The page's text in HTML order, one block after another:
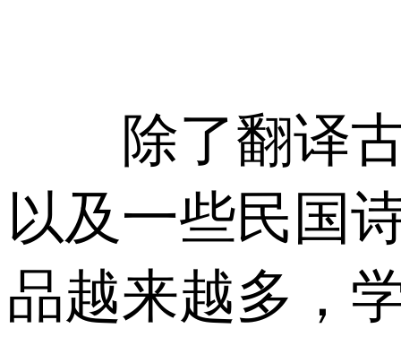
除了翻译古
以及一些民国
品越来越多，